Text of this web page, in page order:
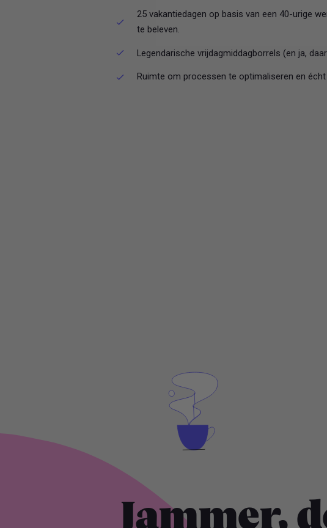
25 vakantiedagen op basis van een 40-urige
te beleven.
Legendarische vrijdagmiddagborrels (en ja,
Ruimte om processen te optimaliseren en
Jammer,